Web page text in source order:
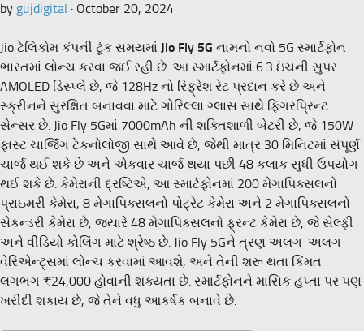
by gujdigital · October 20, 2024
Jio ટેલિકોમ કંપની ટૂંક સમયમાં Jio Fly 5G નામનો નવો 5G સ્માર્ટફોન
ભારતમાં લોન્ચ કરવા જઈ રહી છે. આ સ્માર્ટફોનમાં 6.3 ઇંચની સુપર
AMOLED ડિસ્પ્લે છે, જે 128Hz નો રિફ્રેશ રેટ પ્રદાન કરે છે અને
સ્ક્રીનને સુરક્ષિત બનાવવા માટે ગોરિલ્લા ગ્લાસ સાથે ફિંગરપ્રિન્ટ
સેન્સર છે. Jio Fly 5Gમાં 7000mAh ની શક્તિશાળી બેટરી છે, જે 150W
ફાસ્ટ ચાર્જિંગ ટેકનોલોજી સાથે આવે છે, જેથી માત્ર 30 મિનિટમાં સંપૂર્ણ
ચાર્જ થઈ શકે છે અને એકવાર ચાર્જ થયા પછી 48 કલાક સુધી ઉપયોગ
થઈ શકે છે. કેમેરાની દ્રષ્ટિએ, આ સ્માર્ટફોનમાં 200 મેગાપિક્સલનો
પ્રાઇમરી કેમેરા, 8 મેગાપિક્સલનો પોટ્રેટ કેમેરા અને 2 મેગાપિક્સલનો
સેકન્ડરી કેમેરા છે, જ્યારે 48 મેગાપિક્સલનો ફ્રન્ટ કેમેરા છે, જે સેલ્ફી
અને વીડિયો કોલિંગ માટે શ્રેષ્ઠ છે. Jio Fly 5Gને ત્રણ અલગ-અલગ
વેરિએન્ટ્સમાં લોન્ચ કરવામાં આવશે, અને તેની શરૂ થતા કિંમત
લગભગ ₹24,000 હોવાની શક્યતા છે. સ્માર્ટફોનને માસિક હપ્તા પર પણ
ખરીદી શકાય છે, જે તેને વધુ આકર્ષક બનાવે છે.